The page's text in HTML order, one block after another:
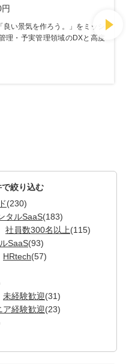
円
げ、 スキマバイトアプリ「タイミ
絞り込む
(230)
タルSaaS(183)
社員数300名以上(115)
SaaS(93)
HRtech(57)
未経験歓迎(31)
ア経験歓迎(23)